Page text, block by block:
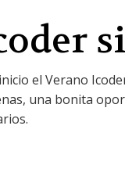
el Verano
una bonita